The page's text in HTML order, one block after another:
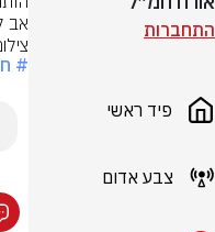
התחברות
פיד ראשי
צבע אדום
אב
צילום:
#